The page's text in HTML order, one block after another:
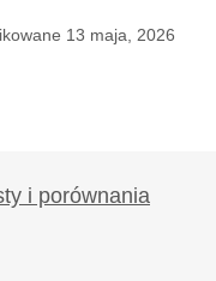
13 maja, 2026